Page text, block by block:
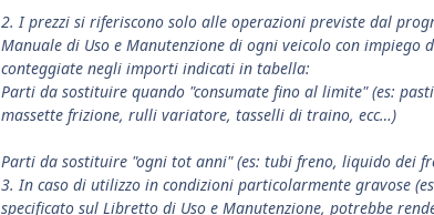
2. I prezzi si riferiscono solo alle operazioni previste dal
Manuale di Uso e Manutenzione di ogni veicolo con impiego
conteggiate negli importi indicati in tabella:
Parti da sostituire quando "consumate fino al limite" (es:
massette frizione, rulli variatore, tasselli di traino, ecc…)
Parti da sostituire "ogni tot anni" (es: tubi freno, liquido dei
3. In caso di utilizzo in condizioni particolarmente gravose
specificato sul Libretto di Uso e Manutenzione, potrebbe